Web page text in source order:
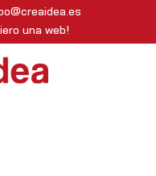
una web!